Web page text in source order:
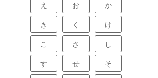
え お か
き く け
こ さ し
す せ そ